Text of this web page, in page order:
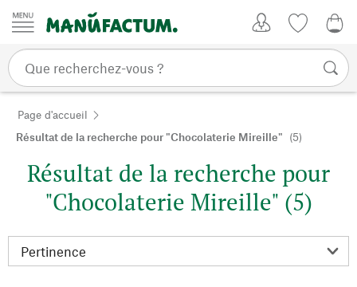
Passer au contenu
Page d'accueil
Résultat de la recherche pour "Chocolaterie Mireille" (5)
Résultat de la recherche pour
"Chocolaterie Mireille" (5)